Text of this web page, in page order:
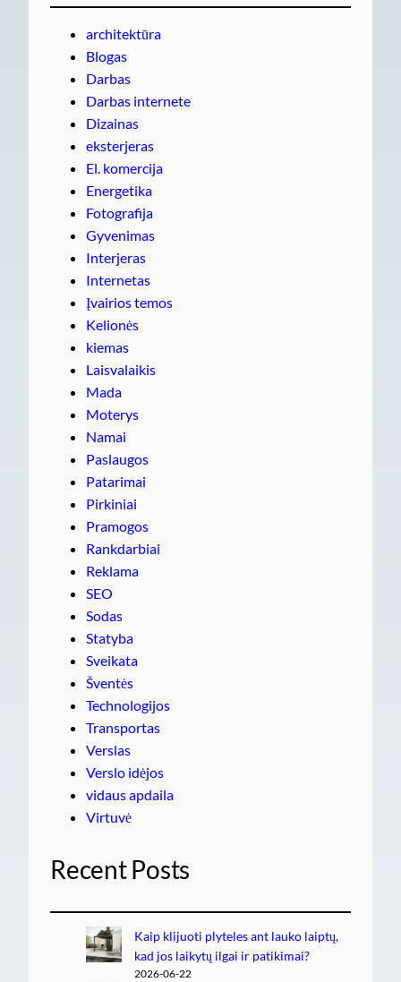
architektūra
Blogas
Darbas
Darbas internete
Dizainas
eksterjeras
El. komercija
Energetika
Fotografija
Gyvenimas
Interjeras
Internetas
Įvairios temos
Kelionės
kiemas
Laisvalaikis
Mada
Moterys
Namai
Paslaugos
Patarimai
Pirkiniai
Pramogos
Rankdarbiai
Reklama
SEO
Sodas
Statyba
Sveikata
Šventės
Technologijos
Transportas
Verslas
Verslo idėjos
vidaus apdaila
Virtuvė
Recent Posts
Kaip klijuoti plyteles ant lauko laiptų,
kad jos laikytų ilgai ir patikimai?
2026-06-22